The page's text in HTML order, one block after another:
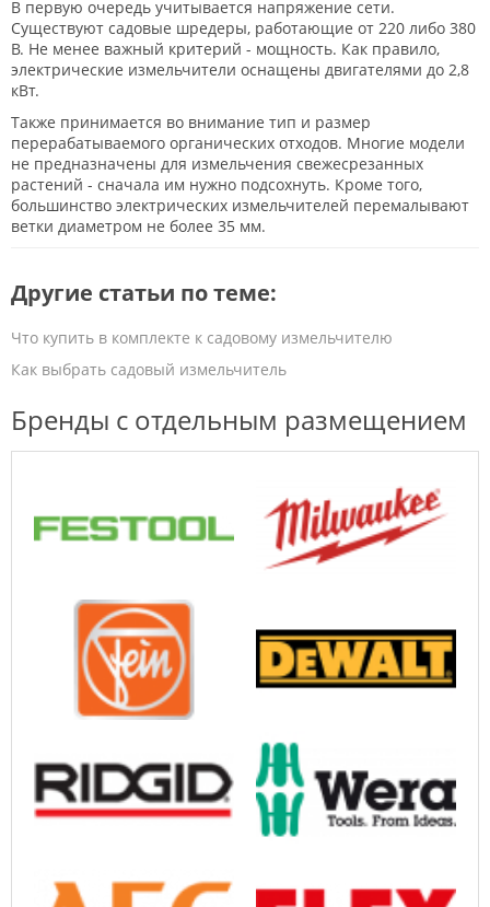
В первую очередь учитывается напряжение сети.
Существуют садовые шредеры, работающие от 220 либо 380
В. Не менее важный критерий - мощность. Как правило,
электрические измельчители оснащены двигателями до 2,8
кВт.
Также принимается во внимание тип и размер
перерабатываемого органических отходов. Многие модели
не предназначены для измельчения свежесрезанных
растений - сначала им нужно подсохнуть. Кроме того,
большинство электрических измельчителей перемалывают
ветки диаметром не более 35 мм.
Другие статьи по теме:
Что купить в комплекте к садовому измельчителю
Как выбрать садовый измельчитель
Бренды с отдельным размещением